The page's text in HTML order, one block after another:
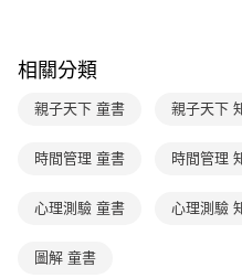
醒簡訊。
2.透過簡訊連結打開帳單後，可選擇
帳／街口支付／iPASS MONEY」等
1.本服務係由「台灣大哥大股份有
買賣價金債權讓與本公司後，依約
由本公司與您本人進行分期帳單所
１．於結帳方式選擇「AFTEE先享
２．訂單成立數日內，您將收到繳費
ATM／網路銀行／等多元方式進行
※ 請注意：結帳手續完成當下不需
後付繳納相關費用。
是否繳費成功／繳費後需取消欲退
客戶支援中心」
每筆NT$70，滿NT$800(含以上
國內宅配/郵寄 (不適用離島、海
每筆NT$200
相關分類
親子天下 童書 親子天下
時間管理 童書 時間管理
心理測驗 童書 心理測驗
圖解 童書